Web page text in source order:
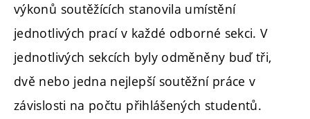
výkonů soutěžících stanovila umístění
jednotlivých prací v každé odborné sekci. V
jednotlivých sekcích byly odměněny buď tři,
dvě nebo jedna nejlepší soutěžní práce v
závislosti na počtu přihlášených studentů.